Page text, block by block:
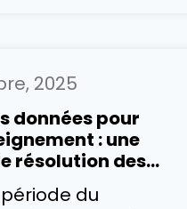
global de
à l’approche
2026, une évolution
profile : l’Ontario
de la
2025
données pour
: une
résolution des
du